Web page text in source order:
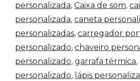
personalizada, Caixa de som,
personalizada, caneta
personalizadas, carregador
personalizado, chaveiro
personalizado, garrafa térmica,
personalizado, lápis